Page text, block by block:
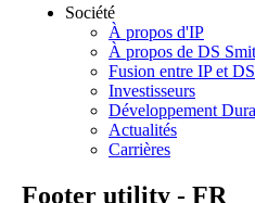
Société
À propos d'IP
À propos de DS
Fusion entre IP et
Investisseurs
Développement
Actualités
Carrières
Footer utility - FR